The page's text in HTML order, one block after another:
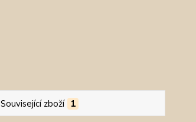
Související zboží 1